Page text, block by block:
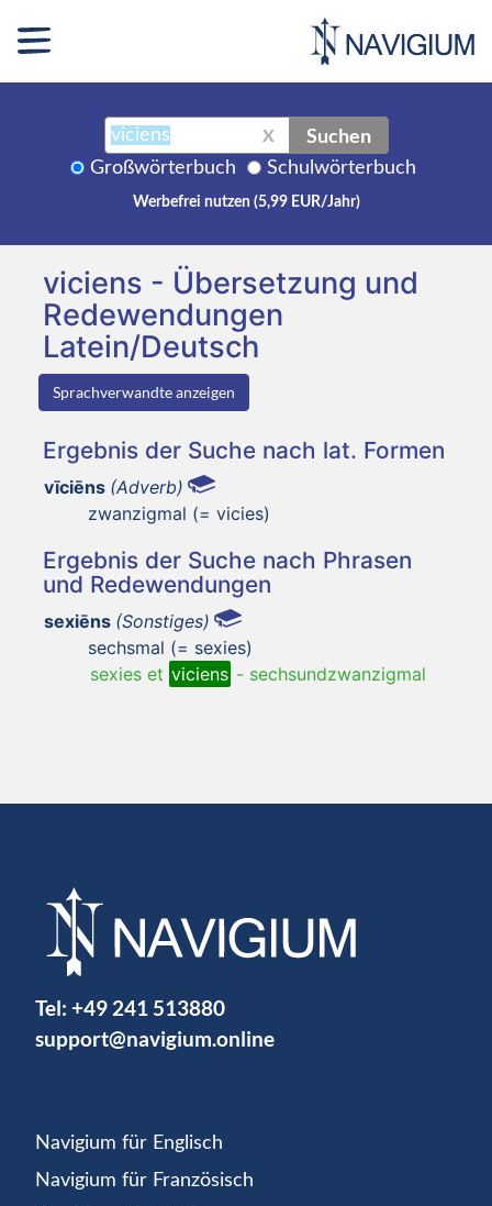
X Suchen
Großwörterbuch Schulwörterbuch
Werbefrei nutzen (5,99 EUR/Jahr)
viciens - Übersetzung und
Redewendungen
Latein/Deutsch
Sprachverwandte anzeigen
Ergebnis der Suche nach lat. Formen
vīciēns (Adverb)
zwanzigmal (= vicies)
Ergebnis der Suche nach Phrasen
und Redewendungen
sexiēns (Sonstiges)
sechsmal (= sexies)
sexies et viciens - sechsundzwanzigmal
Tel: +49 241 513880
support@navigium.online
Navigium für Englisch
Navigium für Französisch